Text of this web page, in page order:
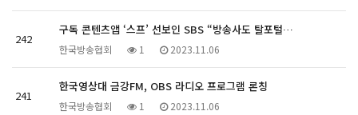
242
구독 콘텐츠앱 ‘스프’ 선보인 SBS “방송사도 탈포털…
한국방송협회 1 2023.11.06
241
한국영상대 금강FM, OBS 라디오 프로그램 론칭
한국방송협회 1 2023.11.06